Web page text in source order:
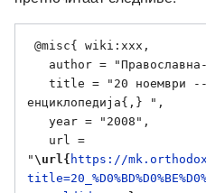
енциклопедија{,} ",
" \url{ https://